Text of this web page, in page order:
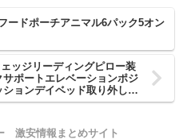
ードポーチアニマル6パック5オン
ッジリーディングピロー装
ポートエレベーションポジ
ョンデイベッド取り外し可
シアン 97cm
激安情報まとめサイト